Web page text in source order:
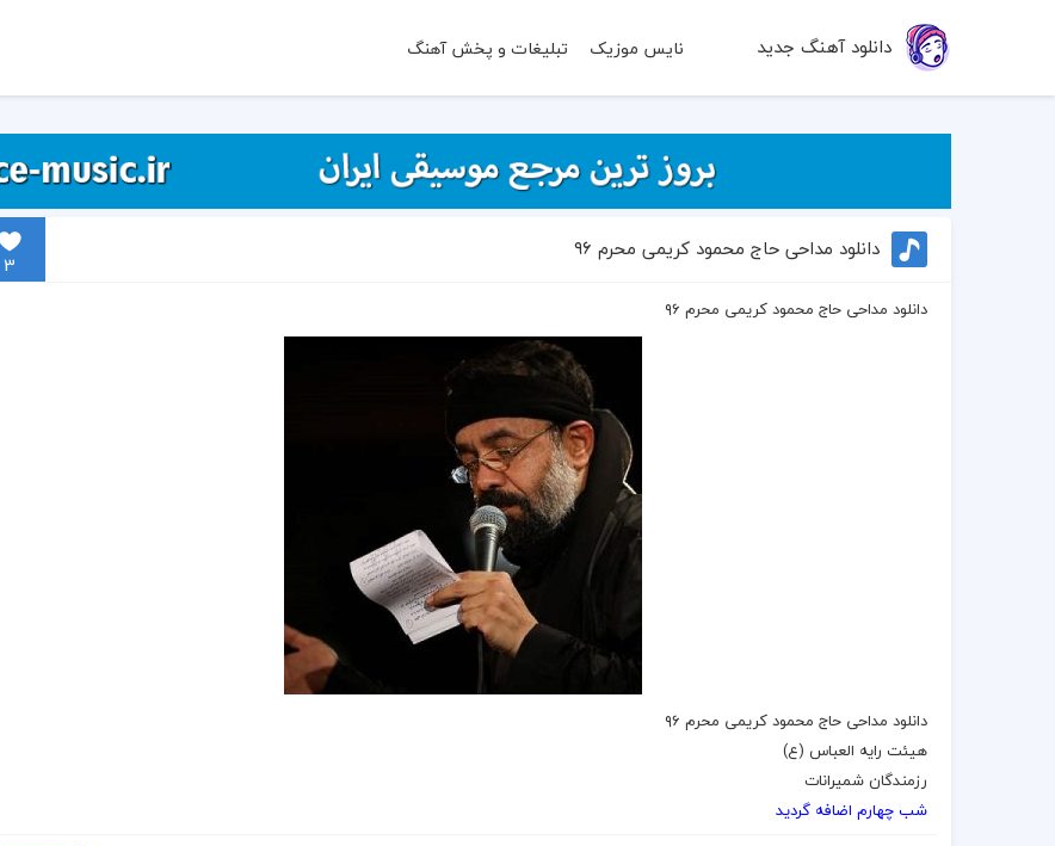
دانلود آهنگ جدید نایس موزیک تبلیغات و پخش آهنگ
دانلود مداحی حاج محمود کریمی محرم ۹۶
3
دانلود مداحی حاج محمود کریمی محرم ۹۶
دانلود مداحی حاج محمود کریمی محرم ۹۶
هیئت رایه العباس (ع)
رزمندگان شمیرانات
شب چهارم اضافه گردید